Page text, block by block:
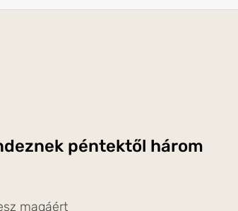
péntektől három
magáért